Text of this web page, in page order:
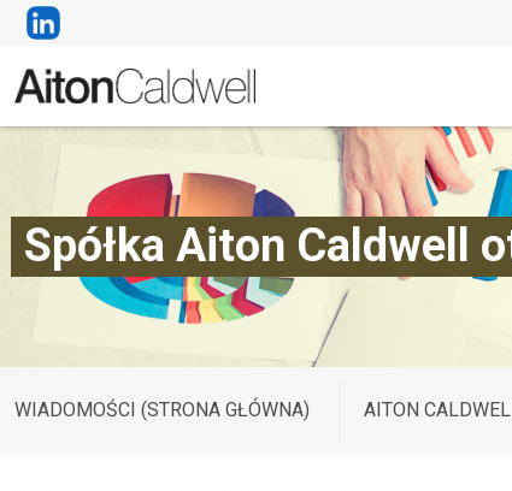
Spółka Aiton Caldwell
WIADOMOŚCI (STRONA GŁÓWNA) AITON